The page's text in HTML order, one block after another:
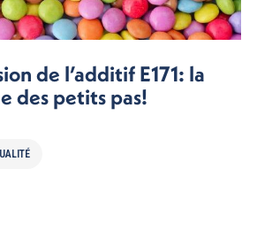
de l’additif E171: la
des petits pas!